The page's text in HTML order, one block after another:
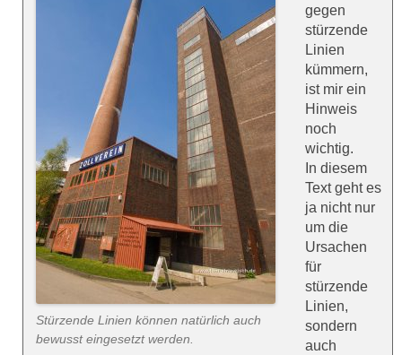
Stürzende Linien können natürlich auch
bewusst eingesetzt werden.
gegen
stürzende
Linien
kümmern,
ist mir ein
Hinweis
noch
wichtig.
In diesem
Text geht es
ja nicht nur
um die
Ursachen
für
stürzende
Linien,
sondern
auch